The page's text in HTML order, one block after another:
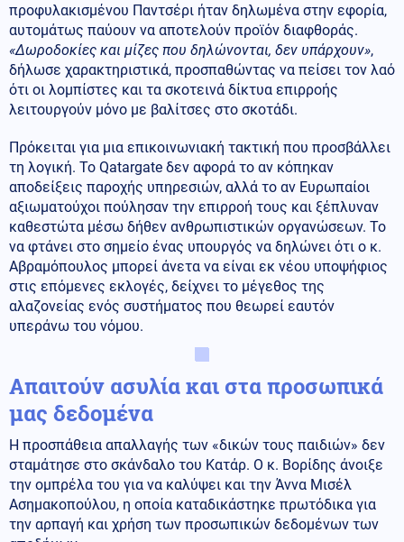
προφυλακισμένου Παντσέρι ήταν δηλωμένα στην εφορία,
αυτομάτως παύουν να αποτελούν προϊόν διαφθοράς.
«Δωροδοκίες και μίζες που δηλώνονται, δεν υπάρχουν»,
δήλωσε χαρακτηριστικά, προσπαθώντας να πείσει τον λαό
ότι οι λομπίστες και τα σκοτεινά δίκτυα επιρροής
λειτουργούν μόνο με βαλίτσες στο σκοτάδι.
Πρόκειται για μια επικοινωνιακή τακτική που προσβάλλει
τη λογική. Το Qatargate δεν αφορά το αν κόπηκαν
αποδείξεις παροχής υπηρεσιών, αλλά το αν Ευρωπαίοι
αξιωματούχοι πούλησαν την επιρροή τους και ξέπλυναν
καθεστώτα μέσω δήθεν ανθρωπιστικών οργανώσεων. Το
να φτάνει στο σημείο ένας υπουργός να δηλώνει ότι ο κ.
Αβραμόπουλος μπορεί άνετα να είναι εκ νέου υποψήφιος
στις επόμενες εκλογές, δείχνει το μέγεθος της
αλαζονείας ενός συστήματος που θεωρεί εαυτόν
υπεράνω του νόμου.
Απαιτούν ασυλία και στα προσωπικά
μας δεδομένα
Η προσπάθεια απαλλαγής των «δικών τους παιδιών» δεν
σταμάτησε στο σκάνδαλο του Κατάρ. Ο κ. Βορίδης άνοιξε
την ομπρέλα του για να καλύψει και την Άννα Μισέλ
Ασημακοπούλου, η οποία καταδικάστηκε πρωτόδικα για
την αρπαγή και χρήση των προσωπικών δεδομένων των